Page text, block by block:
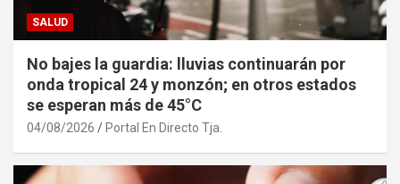
SALUD
No bajes la guardia: lluvias continuarán por
onda tropical 24 y monzón; en otros estados
se esperan más de 45°C
04/08/2026 Portal En Directo Tja.